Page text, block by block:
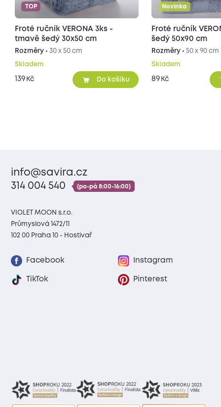
TOP
Froté ručník VERONA 3ks -
tmavě šedý 30x50 cm
Rozměry • 30 x 50 cm
Skladem
139 Kč Do košíku
Novinka
Froté ručník
šedý 50x90 cm
Rozměry •50 x 90 cm
Skladem
89 Kč
info@savira.cz
314 004 540
(po-pá 8:00-16:00)
VIOLET MOON s.r.o.
Průmyslová 1472/11
102 00 Praha 10 - Hostivař
Facebook Instagram
TikTok Pinterest